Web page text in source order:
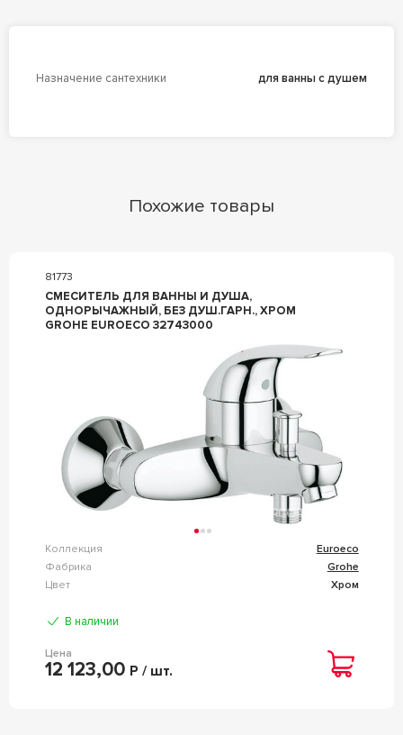
Назначение сантехники для ванны с душем
Похожие товары
81773
СМЕСИТЕЛЬ ДЛЯ ВАННЫ И ДУША,
ОДНОРЫЧАЖНЫЙ, БЕЗ ДУШ.ГАРН., ХРОМ
GROHE EUROECO 32743000
Коллекция
Euroeco
Фабрика
Grohe
Цвет
Хром
В наличии
Цена
12 123,00 Р / шт.